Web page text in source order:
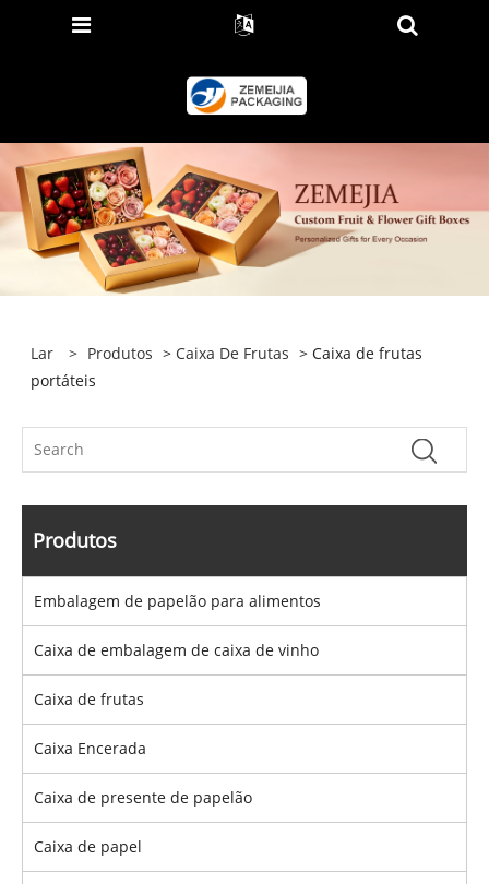
Lar > Produtos > Caixa De Frutas > Caixa de frutas
portáteis
Produtos
Embalagem de papelão para alimentos
Caixa de embalagem de caixa de vinho
Caixa de frutas
Caixa Encerada
Caixa de presente de papelão
Caixa de papel